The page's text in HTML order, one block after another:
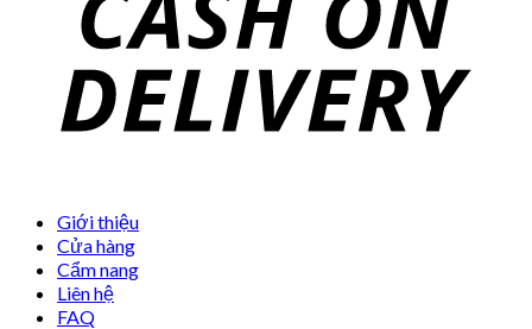
Giới thiệu
Cửa hàng
Cẩm nang
Liên hệ
FAQ